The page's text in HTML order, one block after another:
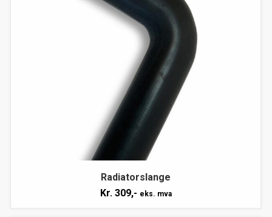
Radiatorslange
Kr. 309,- eks. mva